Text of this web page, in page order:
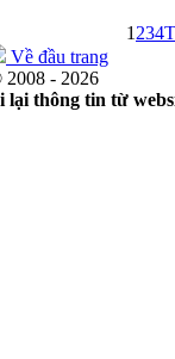
1 234
Về đầu trang
2008 - 2026
lại thông tin từ